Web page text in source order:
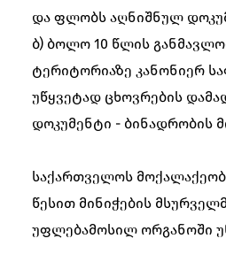
და ფლობს აღნიშნულ
ბ) ბოლო 10 წლის
ტერიტორიაზე კანონიერ
უწყვეტად ცხოვრების
დოკუმენტი - ბინადრობის
საქართველოს
წესით მინიჭების
უფლებამოსილ ორგანოში